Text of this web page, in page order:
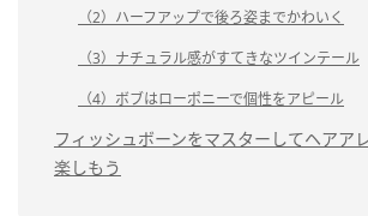
（2）ハーフアップで後ろ姿までかわいく
（3）ナチュラル感がすてきなツインテール
（4）ボブはローポニーで個性をアピール
フィッシュボーンをマスターしてヘアア
楽しもう